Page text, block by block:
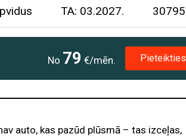
TA: 03.2027.
No 79 €/mēn. Pieteikties
auto, kas pazūd plūsmā – tas izceļas,